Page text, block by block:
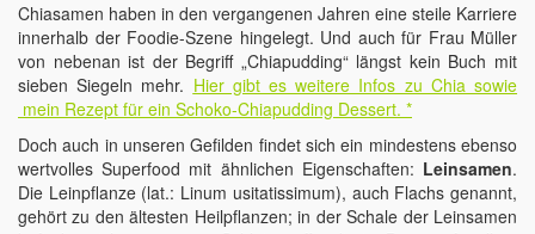
Chiasamen haben in den vergangenen Jahren eine steile Karriere
innerhalb der Foodie-Szene hingelegt. Und auch für Frau Müller
von nebenan ist der Begriff „Chiapudding“ längst kein Buch mit
sieben Siegeln mehr. Hier gibt es weitere Infos zu Chia sowie
mein Rezept für ein Schoko-Chiapudding Dessert. *
Doch auch in unseren Gefilden findet sich ein mindestens ebenso
wertvolles Superfood mit ähnlichen Eigenschaften: Leinsamen.
Die Leinpflanze (lat.: Linum usitatissimum), auch Flachs genannt,
gehört zu den ältesten Heilpflanzen; in der Schale der Leinsamen